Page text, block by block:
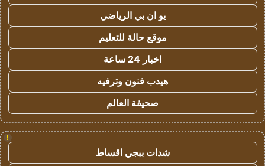
يو ان بي الرياضي
موقع حالة للتعليم
اخبار 24 ساعة
هيدب فنون وترفيه
صحيفة العالم
!
شدات ببجي اقساط